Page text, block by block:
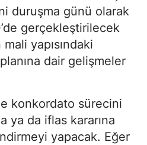
duruşma günü olarak
gerçekleştirilecek
yapısındaki
dair gelişmeler
konkordato sürecini
ya da iflas kararına
yapacak. Eğer